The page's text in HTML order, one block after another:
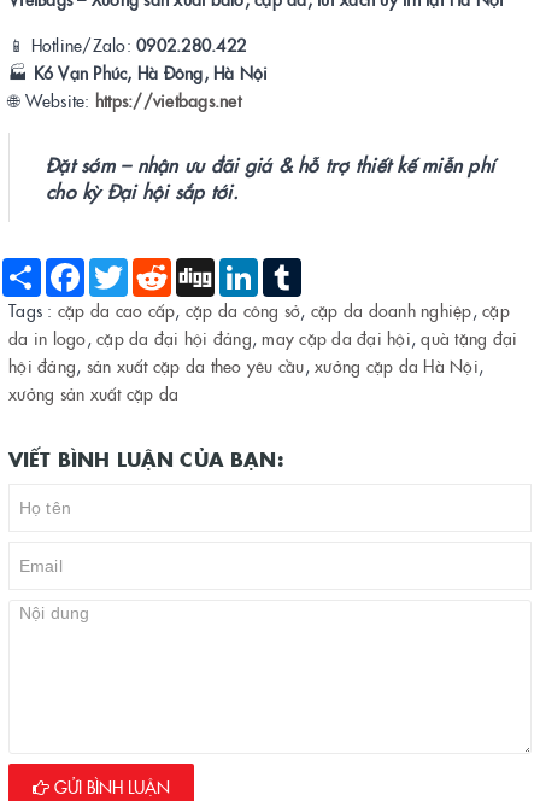
📱 Hotline/Zalo: 0902.280.422
🏭 K6 Vạn Phúc, Hà Đông, Hà Nội
🌐 Website: https://vietbags.net
Đặt sớm – nhận ưu đãi giá & hỗ trợ thiết kế miễn phí
cho kỳ Đại hội sắp tới.
Share Facebook
Twitter Reddit Digg LinkedIn
Tags : cặp da cao cấp, cặp da công sở, cặp da doanh nghiệp, cặp
da in logo, cặp da đại hội đảng,may cặp da đại hội,quà tặng đại
hội đảng, sản xuất cặp da theo yêu cầu, xưởng cặp da Hà Nội,
xưởng sản xuất cặp da
VIẾT BÌNH LUẬN CỦA BẠN:
GỬI BÌNH LUẬN